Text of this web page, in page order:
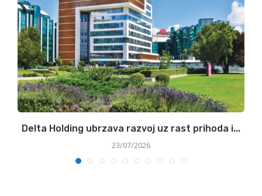
Delta Holding ubrzava razvoj uz rast prihoda i...
23/07/2026